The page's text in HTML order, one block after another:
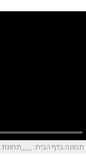
תמונה בדף הבית: